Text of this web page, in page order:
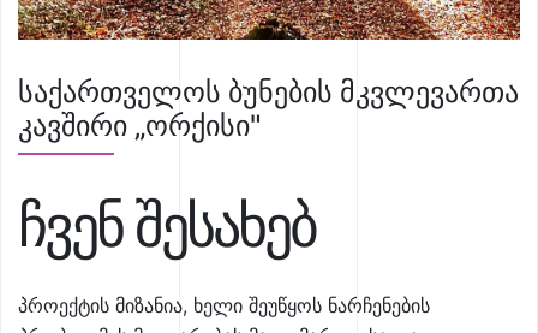
საქართველოს ბუნების მკვლევართა
კავშირი „ორქისი"
ჩვენ შესახებ
პროექტის მიზანია, ხელი შეუწყოს ნარჩენების